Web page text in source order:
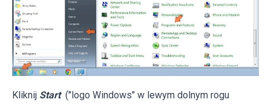
Kliknij Start ("logo Windows" w lewym dolnym rogu